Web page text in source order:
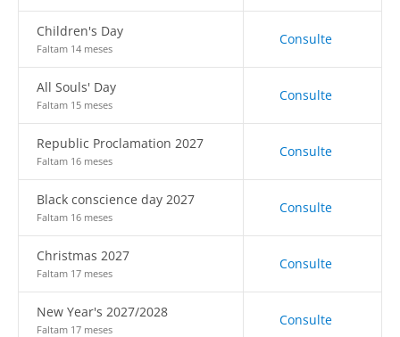
Children's Day
Faltam 14 meses
Consulte
All Souls' Day
Faltam 15 meses
Consulte
Republic Proclamation 2027
Faltam 16 meses
Consulte
Black conscience day 2027
Faltam 16 meses
Consulte
Christmas 2027
Faltam 17 meses
Consulte
New Year's 2027/2028
Faltam 17 meses
Consulte